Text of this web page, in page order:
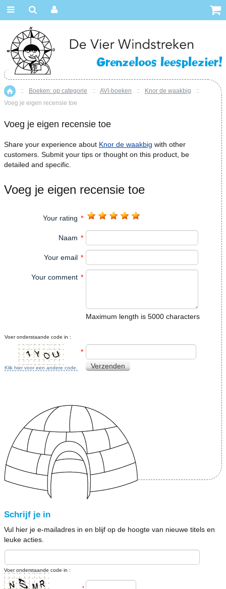
Home
:: Boeken: op categorie :: AVI-boeken :: Knor de waakbig
::
Voeg je eigen recensie toe
Voeg je eigen recensie toe
Share your experience about Knor de waakbig with other
customers. Submit your tips or thought on this product, be
detailed and specific.
Voeg je eigen recensie toe
Your rating *
Naam *
Your email *
Your comment *
Maximum length is 5000 characters
Voer onderstaande code in :
Klik hier voor een andere code.
*
Verzenden
Schrijf je in
Vul hier je e-mailadres in en blijf op de hoogte van nieuwe titels en
leuke acties.
Voer onderstaande code in :